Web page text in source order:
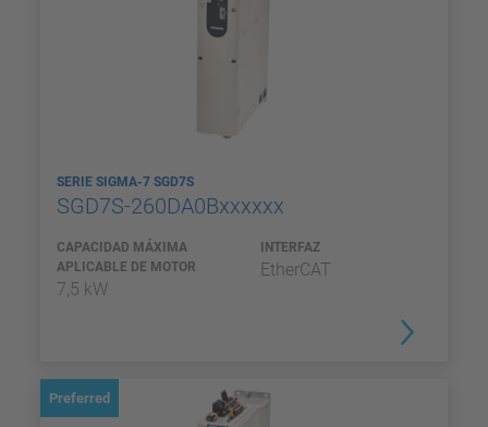
SERIE SIGMA-7 SGD7S
SGD7S-260DA0Bxxxxxx
CAPACIDAD MÁXIMA
APLICABLE DE MOTOR
7,5 kW
INTERFAZ
EtherCAT
Preferred